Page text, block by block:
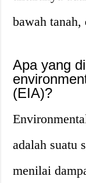
bawah tanah,
Apa yang
(EIA)?
adalah suatu
menilai